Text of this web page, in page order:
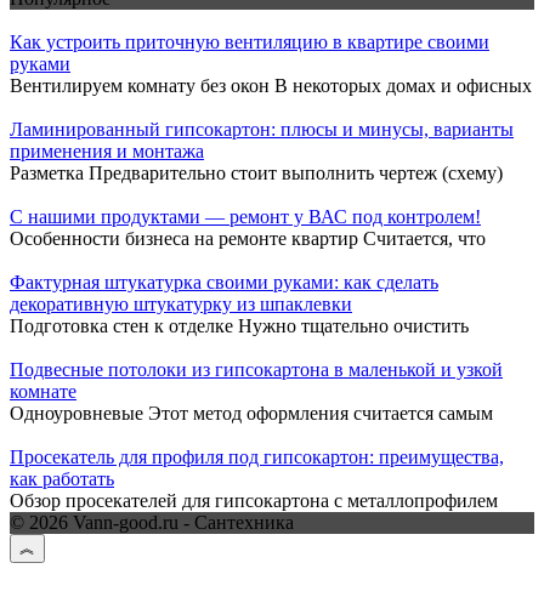
Как устроить приточную вентиляцию в квартире своими
руками
Вентилируем комнату без окон В некоторых домах и офисных
Ламинированный гипсокартон: плюсы и минусы, варианты
применения и монтажа
Разметка Предварительно стоит выполнить чертеж (схему)
С нашими продуктами — ремонт у ВАС под контролем!
Особенности бизнеса на ремонте квартир Считается, что
Фактурная штукатурка своими руками: как сделать
декоративную штукатурку из шпаклевки
Подготовка стен к отделке Нужно тщательно очистить
Подвесные потолоки из гипсокартона в маленькой и узкой
комнате
Одноуровневые Этот метод оформления считается самым
Просекатель для профиля под гипсокартон: преимущества,
как работать
Обзор просекателей для гипсокартона с металлопрофилем
© 2026 Vann-good.ru - Сантехника